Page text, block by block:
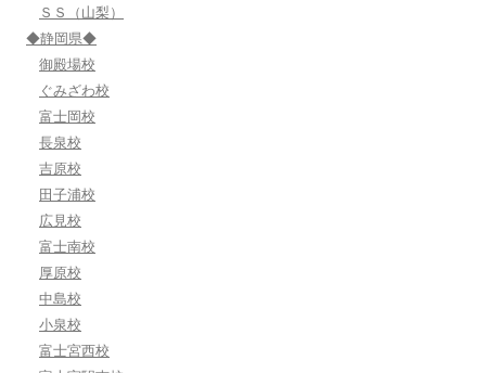
ＳＳ（山梨）
◆静岡県◆
御殿場校
ぐみざわ校
富士岡校
長泉校
吉原校
田子浦校
広見校
富士南校
厚原校
中島校
小泉校
富士宮西校